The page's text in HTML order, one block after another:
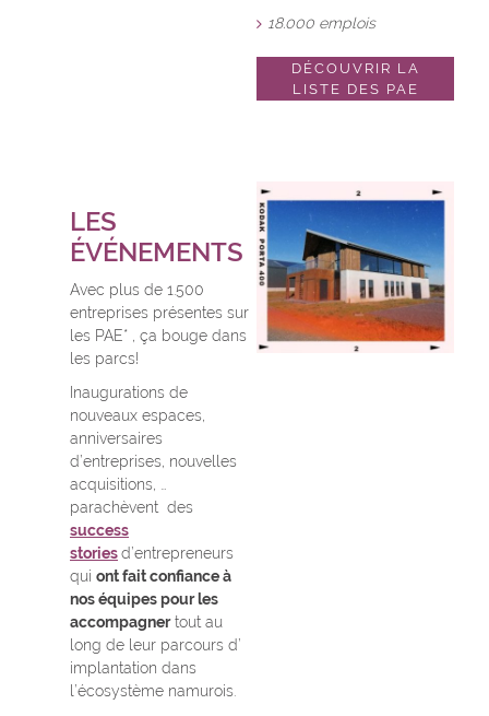
18.000 emplois
DÉCOUVRIR LA
LISTE DES PAE
LES
ÉVÉNEMENTS
Avec plus de 1.500
entreprises présentes sur
les PAE* , ça bouge dans
les parcs!
Inaugurations de
nouveaux espaces,
anniversaires
d’entreprises, nouvelles
acquisitions, …
parachèvent des
success
storiesd’entrepreneurs
qui ont fait confiance à
nos équipes pour les
accompagnertout au
long de leur parcours d’
implantation dans
l’écosystème namurois.